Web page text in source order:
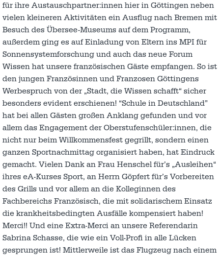
für ihre Austauschpartner:innen hier in Göttingen neben
vielen kleineren Aktivitäten ein Ausflug nach Bremen mit
Besuch des Übersee-Museums auf dem Programm,
außerdem ging es auf Einladung von Eltern ins MPI für
Sonnensystemforschung und auch das neue Forum
Wissen hat unsere französischen Gäste empfangen. So ist
den jungen Französinnen und Franzosen Göttingens
Werbespruch von der „Stadt, die Wissen schafft“ sicher
besonders evident erschienen! “Schule in Deutschland”
hat bei allen Gästen großen Anklang gefunden und vor
allem das Engagement der Oberstufenschüler:innen, die
nicht nur beim Willkommensfest gegrillt, sondern einen
ganzen Sportnachmittag organisiert haben, hat Eindruck
gemacht. Vielen Dank an Frau Henschel für’s „Ausleihen“
ihres eA-Kurses Sport, an Herrn Göpfert für’s Vorbereiten
des Grills und vor allem an die Kolleginnen des
Fachbereichs Französisch, die mit solidarischem Einsatz
die krankheitsbedingten Ausfälle kompensiert haben!
Merci!! Und eine Extra-Merci an unsere Referendarin
Sabrina Schasse, die wie ein Voll-Profi in alle Lücken
gesprungen ist! Mittlerweile ist das Flugzeug nach einem